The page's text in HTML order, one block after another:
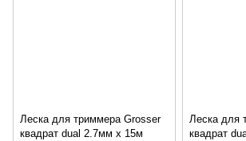
Леска для триммера Grosser
квадрат dual 2.7мм х 15м
Леска для
квадрат